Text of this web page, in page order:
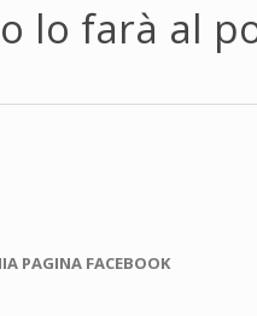
lo farà al
PAGINA FACEBOOK